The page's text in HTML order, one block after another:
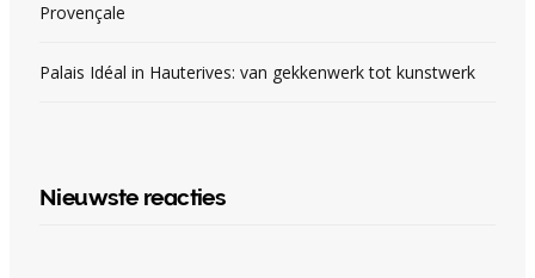
Provençale
Palais Idéal in Hauterives: van gekkenwerk tot kunstwerk
Nieuwste reacties